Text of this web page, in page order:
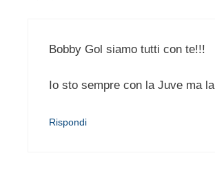
Bobby Gol siamo tutti con te!!!
Io sto sempre con la Juve ma
Rispondi